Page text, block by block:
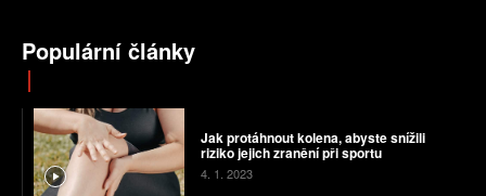
Populární články
Jak protáhnout kolena, abyste snížili
riziko jejich zranění při sportu
4. 1. 2023